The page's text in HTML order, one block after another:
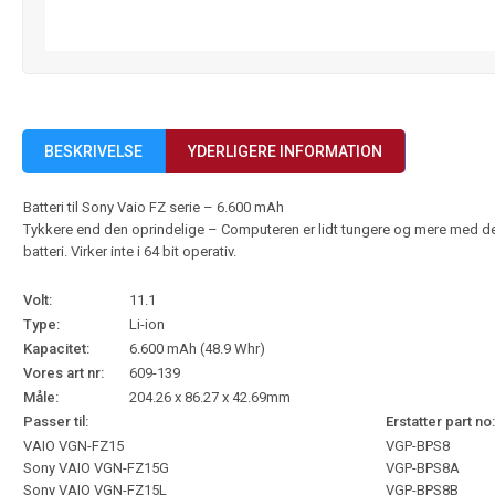
BESKRIVELSE YDERLIGERE INFORMATION
Batteri til Sony Vaio FZ serie – 6.600 mAh
Tykkere end den oprindelige – Computeren er lidt tungere og mere med
batteri. Virker inte i 64 bit operativ.
Volt:
11.1
Type:
Li-ion
Kapacitet:
6.600 mAh (48.9 Whr)
Vores art nr:
609-139
Måle:
204.26 x 86.27 x 42.69mm
Passer til:
Erstatter part no:
VAIO VGN-FZ15
Sony VAIO VGN-FZ15G
Sony VAIO VGN-FZ15L
VGP-BPS8
VGP-BPS8A
VGP-BPS8B